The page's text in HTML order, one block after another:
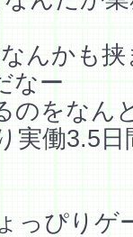
んかも
なー
のをなん
実働3.5
っぴりゲ